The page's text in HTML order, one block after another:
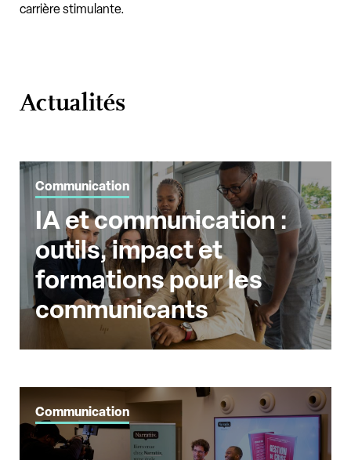
carrière stimulante.
Actualités
Communication
IA et communication :
outils, impact et
formations pour les
communicants
Communication